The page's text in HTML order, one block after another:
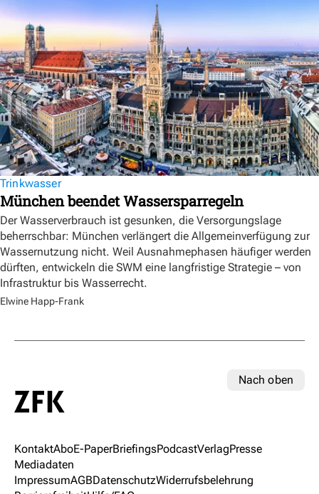
Trinkwasser
München beendet Wassersparregeln
Der Wasserverbrauch ist gesunken, die Versorgungslage
beherrschbar: München verlängert die Allgemeinverfügung zur
Wassernutzung nicht. Weil Ausnahmephasen häufiger werden
dürften, entwickeln die SWM eine langfristige Strategie – von
Infrastruktur bis Wasserrecht.
Elwine Happ-Frank
Nach oben
KontaktAboE-PaperBriefingsPodcastVerlagPresse
Mediadaten
ImpressumAGBDatenschutzWiderrufsbelehrung